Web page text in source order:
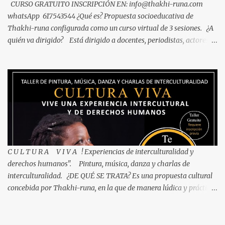
Noviemb...
CURSO GRATUITO INSCRIPCIÓN EN: info@thakhi-runa.com
whatsApp 617543544 ¿Qué es? Propuesta socioeducativa de
Thakhi-runa configurada como un curso virtual de 3 sesiones. ¿A
quién va dirigido? Está dirigido a docentes, periodistas, actores
sobre el papel estructural de los medios de comunicación en la
existencia dentro del imaginario social de lógicas xenófobas y
racistas. Aportar argumentarios que fortalezcan una ética
antirracista y decolonial en los medios de comunicación Promover
la consolidación de propuestas comunicativas independientes
desde el Sur Global con una mirada inclusiva, decolonial
antirracistas y feministas que se erijan con parámetros éticos, de
responsabilidad y justicia social. ¿Cuándo? Abril 27, mayo 4 y 11
todas las sesion...
C U L T U R A V I V A ! Experiencias de interculturalidad y
derechos humanos". Pintura, música, danza y charlas de
interculturalidad. ¿DE QUÉ SE TRATA? Es una propuesta cultural
concebida por Thakhi-runa, en la que de manera lúdica y práctica,